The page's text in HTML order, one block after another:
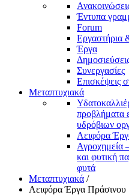
Έντυπα
Forum
Εργαστήρια
Έργα
Συνεργασίες
Επισκέψεις
Μεταπτυχιακά
προβλήματα
υδρόβιων
Αειφόρα
Αγροχημεία
και φυτική
φυτά
Μεταπτυχιακά /
Αειφόρα Έργα Πράσινου